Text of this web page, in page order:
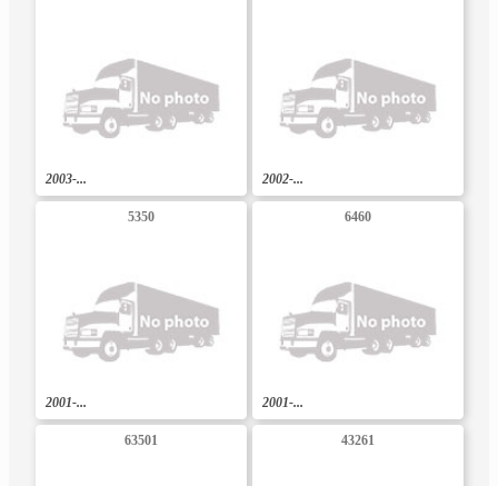
2003-... 2002-...
5350
2001-...
6460
2001-...
63501 43261